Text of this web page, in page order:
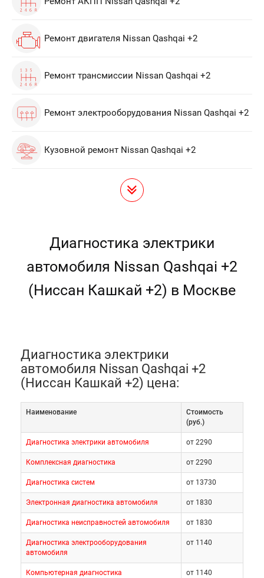
Ремонт двигателя Nissan Qashqai +2
Ремонт трансмиссии Nissan Qashqai +2
Ремонт электрооборудования Nissan Qashqai +2
Кузовной ремонт Nissan Qashqai +2
Диагностика электрики
автомобиля Nissan Qashqai +2
(Ниссан Кашкай +2) в Москве
Диагностика электрики
автомобиля Nissan Qashqai +2
(Ниссан Кашкай +2) цена:
Наименование
Cтоимость
(руб.)
Диагностика электрики автомобиля от 2290
Комплексная диагностика от 2290
Диагностика систем от 13730
Электронная диагностика автомобиля от 1830
Диагностика неисправностей автомобиля от 1830
Диагностика электрооборудования
автомобиля
от 1140
Компьютерная диагностика от 1140